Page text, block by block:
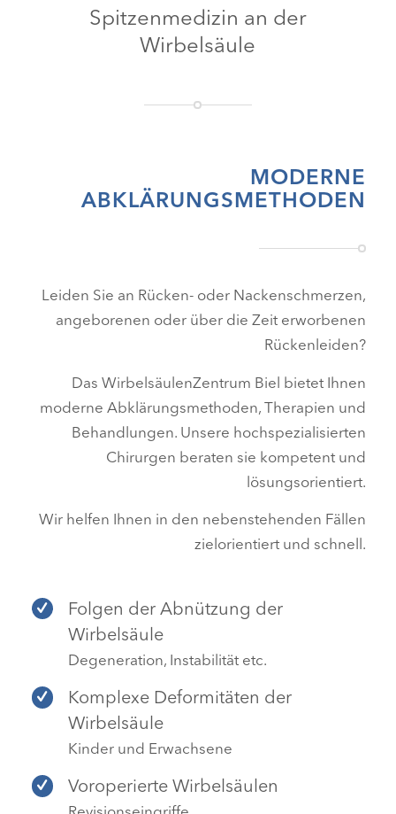
Spitzenmedizin an der
Wirbelsäule
MODERNE
ABKLÄRUNGSMETHODEN
Leiden Sie an Rücken- oder Nackenschmerzen,
angeborenen oder über die Zeit erworbenen
Rückenleiden?
Das WirbelsäulenZentrum Biel bietet Ihnen
moderne Abklärungsmethoden, Therapien und
Behandlungen. Unsere hochspezialisierten
Chirurgen beraten sie kompetent und
lösungsorientiert.
Wir helfen Ihnen in den nebenstehenden Fällen
zielorientiert und schnell.
Folgen der Abnützung der
Wirbelsäule
Degeneration, Instabilität etc.
Komplexe Deformitäten der
Wirbelsäule
Kinder und Erwachsene
Voroperierte Wirbelsäulen